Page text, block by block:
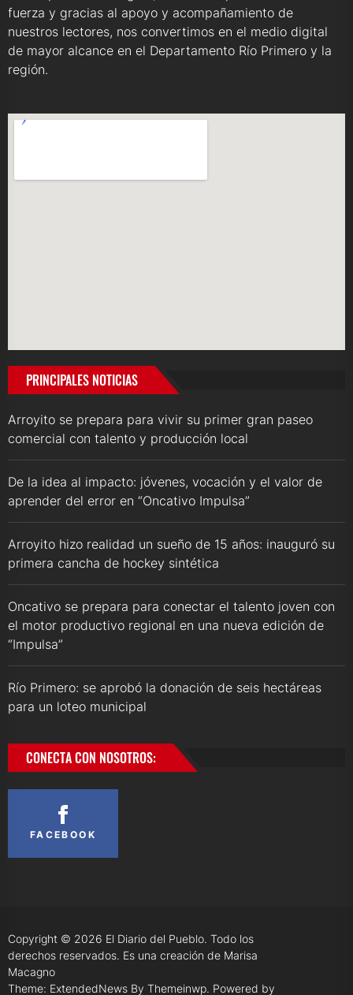
fuerza y gracias al apoyo y acompañamiento de
nuestros lectores, nos convertimos en el medio digital
de mayor alcance en el Departamento Río Primero y la
región.
PRINCIPALES NOTICIAS
Arroyito se prepara para vivir su primer gran paseo
comercial con talento y producción local
De la idea al impacto: jóvenes, vocación y el valor de
aprender del error en “Oncativo Impulsa”
Arroyito hizo realidad un sueño de 15 años: inauguró su
primera cancha de hockey sintética
Oncativo se prepara para conectar el talento joven con
el motor productivo regional en una nueva edición de
“Impulsa”
Río Primero: se aprobó la donación de seis hectáreas
para un loteo municipal
CONECTA CON NOSOTROS:
FACEBOOK
Copyright © 2026 El Diario del Pueblo. Todo los
derechos reservados. Es una creación de Marisa
Macagno
Theme: ExtendedNews By Themeinwp. Powered by